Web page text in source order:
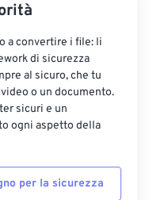
a convertire i file: li
di sicurezza
al sicuro, che tu
o un documento.
sicuri e un
ogni aspetto della
per la sicurezza